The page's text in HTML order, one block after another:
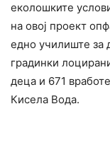
еколошките
на овој проект
едно училиште за
градинки
деца и 671
Кисела Вода.